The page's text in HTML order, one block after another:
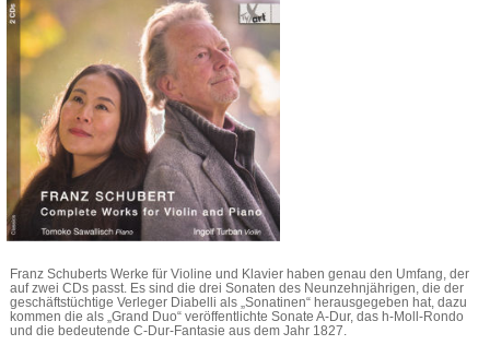
Franz Schuberts Werke für Violine und Klavier haben genau den Umfang, der
auf zwei CDs passt. Es sind die drei Sonaten des Neunzehnjährigen, die der
geschäftstüchtige Verleger Diabelli als „Sonatinen“ herausgegeben hat, dazu
kommen die als „Grand Duo“ veröffentlichte Sonate A-Dur, das h-Moll-Rondo
und die bedeutende C-Dur-Fantasie aus dem Jahr 1827.